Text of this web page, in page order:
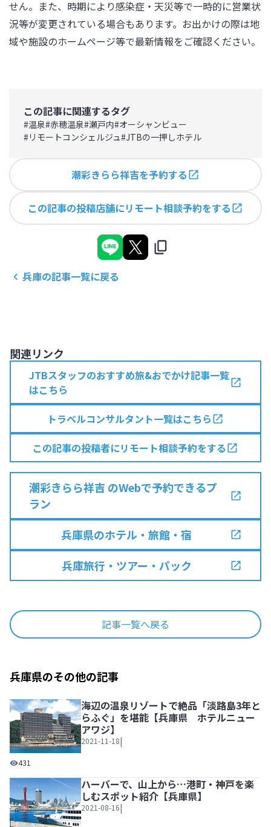
せん。また、時期により感染症・天災等で一時的に営業状
況等が変更されている場合もあります。お出かけの際は地
域や施設のホームページ等で最新情報をご確認ください。
この記事に関連するタグ
#温泉#赤穂温泉#瀬戸内#オーシャンビュー
#リモートコンシェルジュ#JTBの一押しホテル
潮彩きらら祥吉を予約する
この記事の投稿店舗にリモート相談予約をする
兵庫の記事一覧に戻る
関連リンク
JTBスタッフのおすすめ旅&おでかけ記事一覧
はこちら
トラベルコンサルタント一覧はこちら
この記事の投稿者にリモート相談予約をする
潮彩きらら祥吉 のWebで予約できるプ
ラン
兵庫県のホテル・旅館・宿
兵庫旅行・ツアー・パック
記事一覧へ戻る
兵庫県のその他の記事
海辺の温泉リゾートで絶品「淡路島3年とらふぐ」を堪能
431
海辺の温泉リゾートで絶品「淡路島3年と
らふぐ」を堪能【兵庫県 ホテルニュー
アワジ】
2021-11-18|
ハーバーで、山上から…港町・神戸を楽
しむスポット紹介【兵庫県】
2021-08-16|